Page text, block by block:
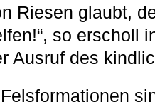
Riesen glaubt,
so erscholl
Ausruf des